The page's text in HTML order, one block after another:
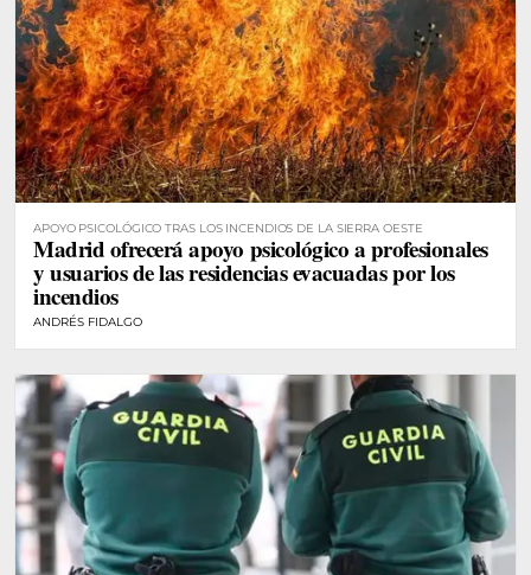
APOYO PSICOLÓGICO TRAS LOS INCENDIOS DE LA SIERRA OESTE
Madrid ofrecerá apoyo psicológico a profesionales
y usuarios de las residencias evacuadas por los
incendios
ANDRÉS FIDALGO